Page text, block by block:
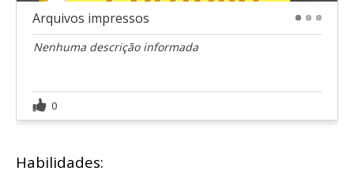
Arquivos impressos
Nenhuma descrição informada
0
Habilidades: